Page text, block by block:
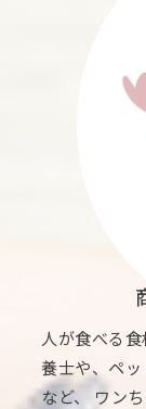
人が食べる
養士や、ペ
など、 ワン